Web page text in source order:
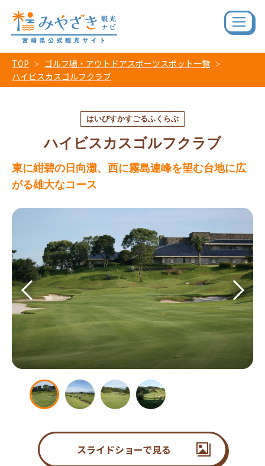
TOP
ゴルフ場・アウトドアスポーツスポット一覧
ハイビスカスゴルフクラブ
はいびすかすごるふくらぶ
ハイビスカスゴルフクラブ
東に紺碧の日向灘、西に霧島連峰を望む台地に広
がる雄大なコース
スライドショーで見る